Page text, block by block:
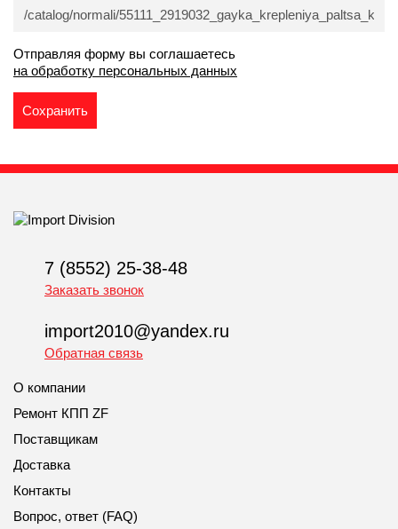
Отправляя форму вы соглашаетесь
на обработку персональных данных
7 (8552) 25-38-48
Заказать звонок
import2010@yandex.ru
Обратная связь
О компании
Ремонт КПП ZF
Поставщикам
Доставка
Контакты
Вопрос, ответ (FAQ)